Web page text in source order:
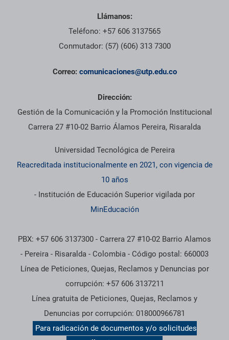
Llámanos:
Teléfono: +57 606 3137565
Conmutador: (57) (606) 313 7300
Correo: comunicaciones@utp.edu.co
Dirección:
Gestión de la Comunicación y la Promoción Institucional
Carrera 27 #10-02 Barrio Álamos Pereira, Risaralda
Universidad Tecnológica de Pereira
Reacreditada institucionalmente en 2021, con vigencia de
10 años
- Institución de Educación Superior vigilada por
MinEducación
PBX: +57 606 3137300 - Carrera 27 #10-02 Barrio Alamos
- Pereira - Risaralda - Colombia - Código postal: 660003
Línea de Peticiones, Quejas, Reclamos y Denuncias por
corrupción: +57 606 3137211
Línea gratuita de Peticiones, Quejas, Reclamos y
Denuncias por corrupción: 018000966781
Para radicación de documentos y/o solicitudes